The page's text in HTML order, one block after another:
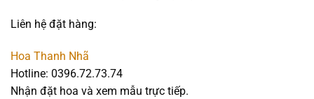
Liên hệ đặt hàng:
Hoa Thanh Nhã
Hotline: 0396.72.73.74
Nhận đặt hoa và xem mẫu trực tiếp.